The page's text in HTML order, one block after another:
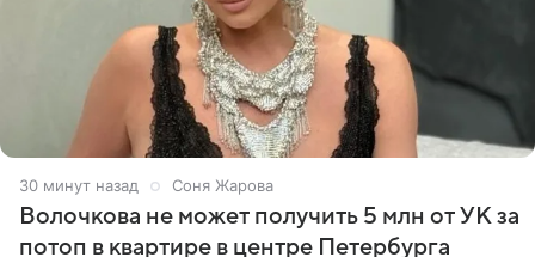
30 минут назад Соня Жарова
Волочкова не может получить 5 млн от УК за
потоп в квартире в центре Петербурга